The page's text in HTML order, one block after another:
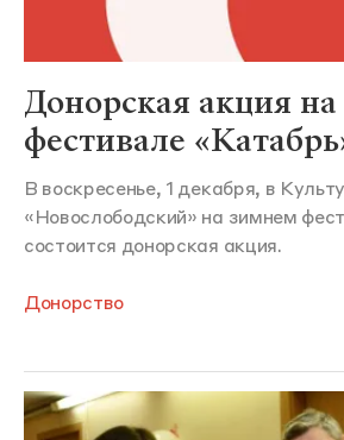
Донорская акция
фестивале
В воскресенье, 1 декабря, в
«Новослободский» на зимнем
состоится донорская акция.
Донорство